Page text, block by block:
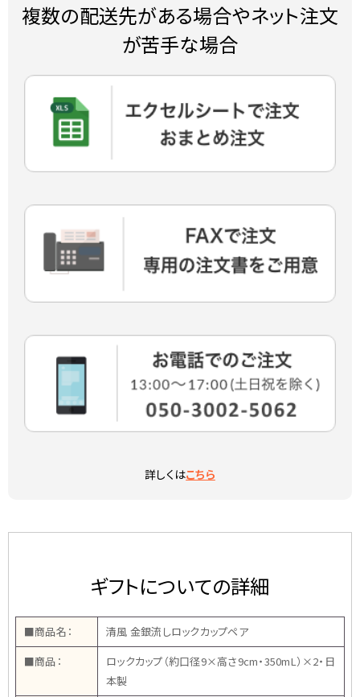
複数の配送先がある場合やネット注文
が苦手な場合
詳しくはこちら
ギフトについての詳細
■商品名：
清風 金銀流しロックカップペア
■商品：
ロックカップ（約口径9×高さ9cm・350mL）×2・日
本製